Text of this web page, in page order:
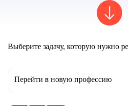
Выберите задачу, которую нужно
Перейти в новую профессию